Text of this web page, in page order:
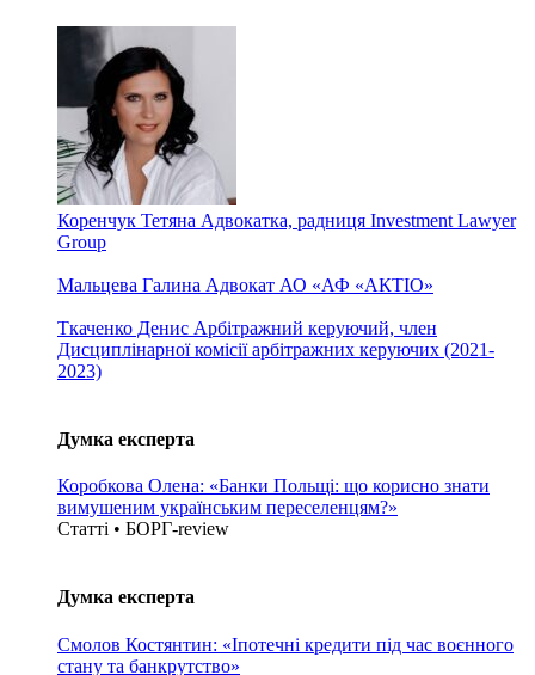
Коренчук Тетяна Адвокатка, радниця Investment Lawyer
Group
Мальцева Галина Адвокат АО «АФ «АКТІО»
Ткаченко Денис Арбітражний керуючий, член
Дисциплінарної комісії арбітражних керуючих (2021-
2023)
Думка експерта
Коробкова Олена: «Банки Польщі: що корисно знати
вимушеним українським переселенцям?»
Статті • БОРГ-review
Думка експерта
Смолов Костянтин: «Іпотечні кредити під час воєнного
стану та банкрутство»